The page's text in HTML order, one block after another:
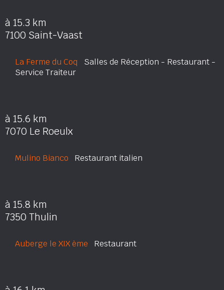
à 15.3 km
7100 Saint-Vaast
La Ferme du Coq Salles de Réception - Restaurant -
Service Traiteur
à 15.6 km
7070 Le Roeulx
Mulino Bianco Restaurant italien
à 15.8 km
7350 Thulin
Auberge le XIX ème Restaurant